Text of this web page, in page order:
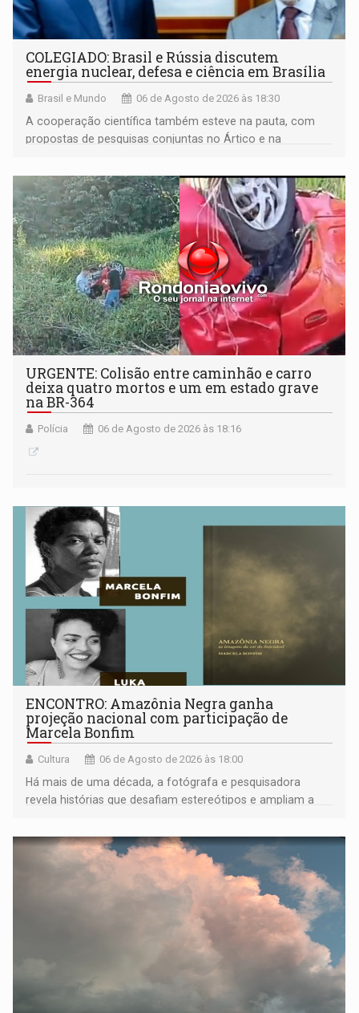
COLEGIADO: Brasil e Rússia discutem
energia nuclear, defesa e ciência em Brasília
Brasil e Mundo 06 de Agosto de 2026 às 18:30
A cooperação científica também esteve na pauta, com
propostas de pesquisas conjuntas no Ártico e na
URGENTE: Colisão entre caminhão e carro
deixa quatro mortos e um em estado grave
na BR-364
Polícia 06 de Agosto de 2026 às 18:16
ENCONTRO: Amazônia Negra ganha
projeção nacional com participação de
Marcela Bonfim
Cultura 06 de Agosto de 2026 às 18:00
Há mais de uma década, a fotógrafa e pesquisadora
revela histórias que desafiam estereótipos e ampliam a
negras